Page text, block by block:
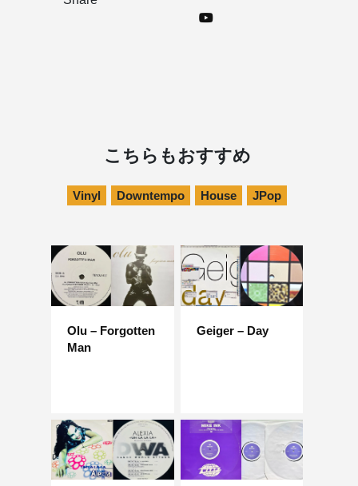
こちらもおすすめ
Vinyl Downtempo House JPop
Olu – Forgotten
Man
Geiger – Day